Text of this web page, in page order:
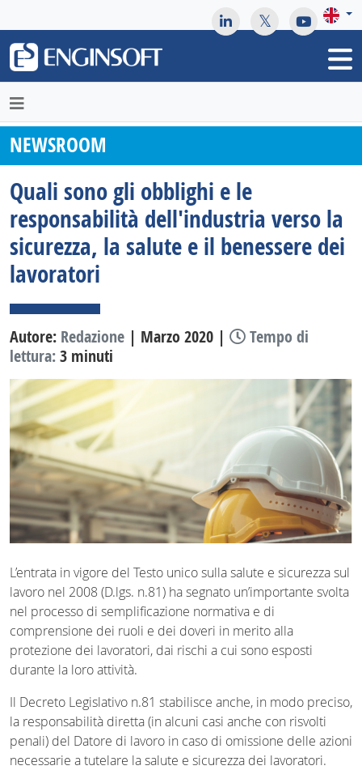
NEWSROOM
Quali sono gli obblighi e le
responsabilità dell'industria verso la
sicurezza, la salute e il benessere dei
lavoratori
Autore: Redazione | Marzo 2020 |
Tempo di
lettura:3 minuti
L’entrata in vigore del Testo unico sulla salute e sicurezza sul
lavoro nel 2008 (D.lgs. n.81) ha segnato un’importante svolta
nel processo di semplificazione normativa e di
comprensione dei ruoli e dei doveri in merito alla
protezione dei lavoratori, dai rischi a cui sono esposti
durante la loro attività.
Il Decreto Legislativo n.81 stabilisce anche, in modo preciso,
la responsabilità diretta (in alcuni casi anche con risvolti
penali) del Datore di lavoro in caso di omissione delle azioni
necessarie a tutelare la salute e sicurezza dei lavoratori.
May we use cookies to track your activities? We take your
privacy very seriously. Please see our privacy policy for details
and any questions.